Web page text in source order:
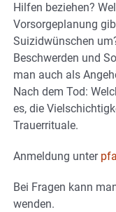
Hilfen beziehen?
Vorsorgeplanung
Suizidwünschen
Beschwerden und
man auch als
Nach dem Tod:
es, die
Trauerrituale.
Anmeldung unter
Bei Fragen kann
wenden.